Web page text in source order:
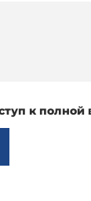
к полной